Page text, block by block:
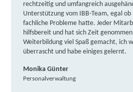
rechtzeitig und umfangreich
Unterstützung vom IBB-Team, egal
fachliche Probleme hatte. Jeder
hilfsbereit und hat sich Zeit
Weiterbildung viel Spaß gemacht, ich
überrascht und habe einiges gelernt.
Monika Günter
Personalverwaltung